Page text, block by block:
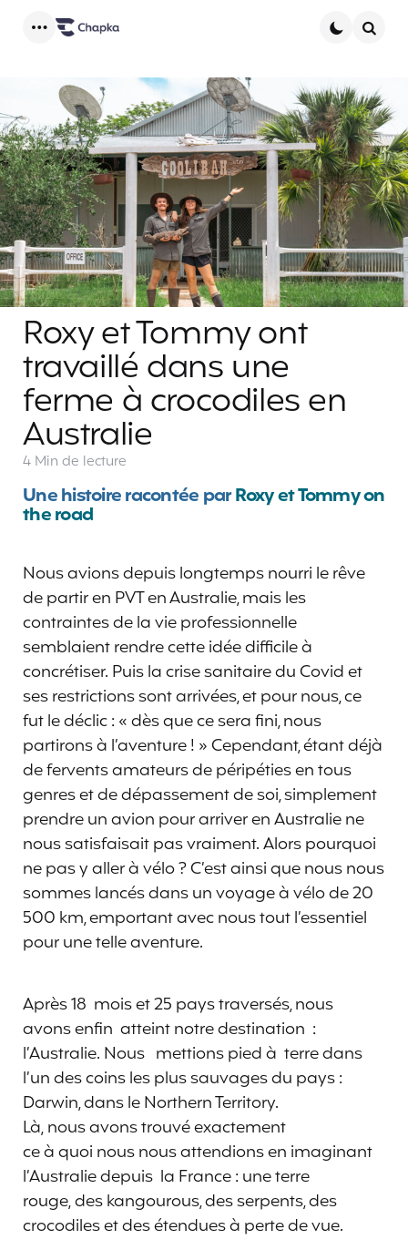
Roxy et Tommy ont
travaillé dans une
ferme à crocodiles en
Australie
4 Min de lecture
Une histoire racontée parRoxy et Tommy on
the road
Nous avions depuis longtemps nourri le rêve
de partir en PVT en Australie, mais les
contraintes de la vie professionnelle
semblaient rendre cette idée difficile à
concrétiser. Puis la crise sanitaire du Covid et
ses restrictions sont arrivées, et pour nous, ce
fut le déclic : « dès que ce sera fini, nous
partirons à l’aventure ! » Cependant, étant déjà
de fervents amateurs de péripéties en tous
genres et de dépassement de soi, simplement
prendre un avion pour arriver en Australie ne
nous satisfaisait pas vraiment. Alors pourquoi
ne pas y aller à vélo ? C’est ainsi que nous nous
sommes lancés dans un voyage à vélo de 20
500 km, emportant avec nous tout l’essentiel
pour une telle aventure.
Après 18 mois et 25 pays traversés, nous
avons enfin atteint notre destination :
l’Australie. Nous mettions pied à terre dans
l’un des coins les plus sauvages du pays :
Darwin, dans le Northern Territory.
Là, nous avons trouvé exactement
ce à quoi nous nous attendions en imaginant
l’Australie depuis la France : une terre
rouge, des kangourous, des serpents, des
crocodiles et des étendues à perte de vue.